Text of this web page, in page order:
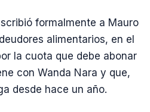
formalmente a Mauro
alimentarios, en el
la cuota que debe abonar
con Wanda Nara y que,
desde hace un año.